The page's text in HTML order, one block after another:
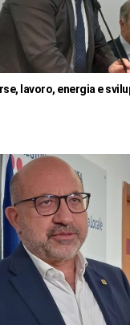
lavoro, energia e